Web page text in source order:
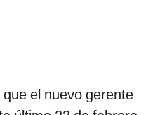
el nuevo gerente